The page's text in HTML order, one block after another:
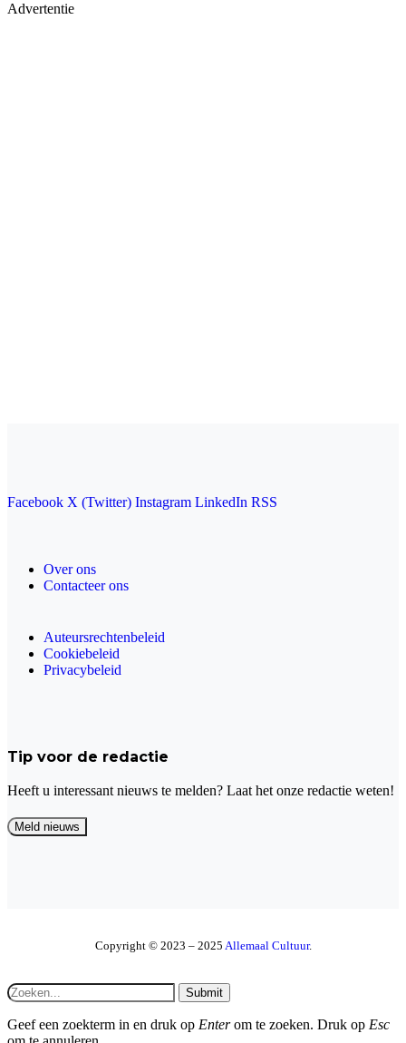
Advertentie
Facebook X (Twitter) Instagram LinkedIn RSS
Over ons
Contacteer ons
Auteursrechtenbeleid
Cookiebeleid
Privacybeleid
Tip voor de redactie
Heeft u interessant nieuws te melden? Laat het onze redactie weten!
Copyright © 2023 – 2025 Allemaal Cultuur.
Submit
Geef een zoekterm in en druk op Enterom te zoeken. Druk op Esc